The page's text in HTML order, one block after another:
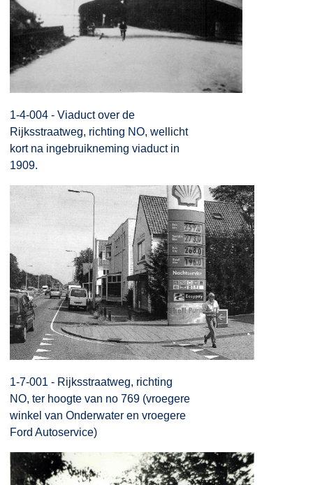
1-4-004 - Viaduct over de
Rijksstraatweg, richting NO, wellicht
kort na ingebruikneming viaduct in
1909.
1-7-001 - Rijksstraatweg, richting
NO, ter hoogte van no 769 (vroegere
winkel van Onderwater en vroegere
Ford Autoservice)